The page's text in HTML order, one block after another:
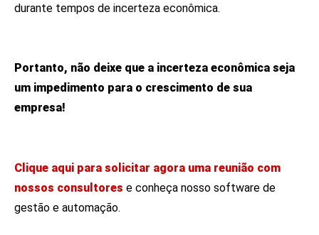
durante tempos de incerteza econômica.
Portanto, não deixe que a incerteza econômica seja
um impedimento para o crescimento de sua
empresa!
Clique aqui para solicitar agora uma reunião com
nossos consultores e conheça nosso software de
gestão e automação.